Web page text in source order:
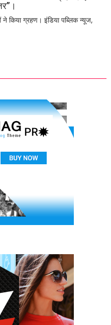
किया ग्रहण। इंडिया पब्लिक न्यूज,